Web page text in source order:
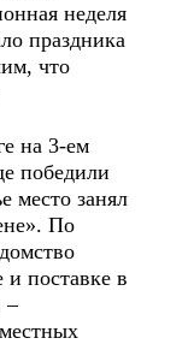
неделя
праздника
что
на 3-ем
победили
место занял
По
поставке в
–